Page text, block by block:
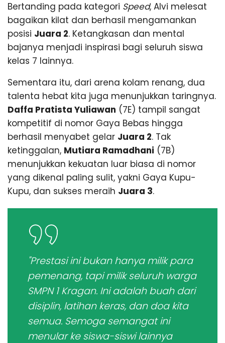
Bertanding pada kategori Speed, Alvi melesat
bagaikan kilat dan berhasil mengamankan
posisi Juara 2. Ketangkasan dan mental
bajanya menjadi inspirasi bagi seluruh siswa
kelas 7 lainnya.
Sementara itu, dari arena kolam renang, dua
talenta hebat kita juga menunjukkan taringnya.
Daffa Pratista Yuliawan (7E) tampil sangat
kompetitif di nomor Gaya Bebas hingga
berhasil menyabet gelar Juara 2. Tak
ketinggalan, Mutiara Ramadhani (7B)
menunjukkan kekuatan luar biasa di nomor
yang dikenal paling sulit, yakni Gaya Kupu-
Kupu, dan sukses meraih Juara 3.
"Prestasi ini bukan hanya milik para
pemenang, tapi milik seluruh warga
SMPN 1 Kragan. Ini adalah buah dari
disiplin, latihan keras, dan doa kita
semua. Semoga semangat ini
menular ke siswa-siswi lainnya